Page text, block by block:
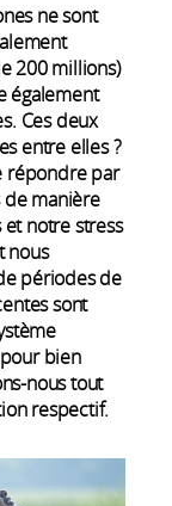
ne sont
200 millions)
également
Ces deux
entre elles ?
répondre par
de manière
notre stress
nous
périodes de
sont
bien
nous tout
respectif.